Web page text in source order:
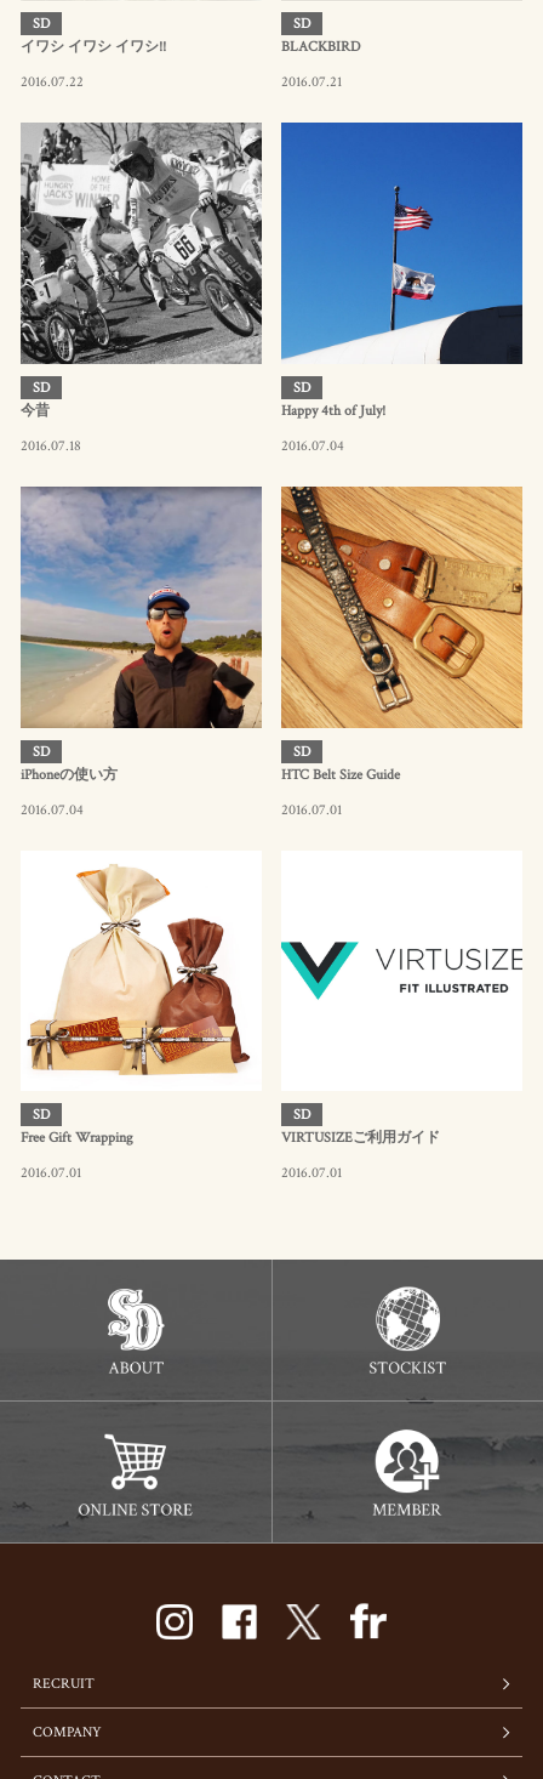
SD
イワシ イワシ イワシ!!
2016.07.22
SD
BLACKBIRD
2016.07.21
SD
今昔
2016.07.18
SD
Happy 4th of July!
2016.07.04
SD
iPhoneの使い方
2016.07.04
SD
HTC Belt Size Guide
2016.07.01
SD
Free Gift Wrapping
2016.07.01
SD
VIRTUSIZEご利用ガイド
2016.07.01
RECRUIT
COMPANY